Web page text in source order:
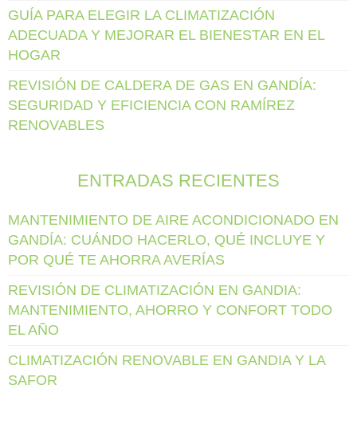
GUÍA PARA ELEGIR LA CLIMATIZACIÓN
ADECUADA Y MEJORAR EL BIENESTAR EN EL
HOGAR
REVISIÓN DE CALDERA DE GAS EN GANDÍA:
SEGURIDAD Y EFICIENCIA CON RAMÍREZ
RENOVABLES
ENTRADAS RECIENTES
MANTENIMIENTO DE AIRE ACONDICIONADO EN
GANDÍA: CUÁNDO HACERLO, QUÉ INCLUYE Y
POR QUÉ TE AHORRA AVERÍAS
REVISIÓN DE CLIMATIZACIÓN EN GANDIA:
MANTENIMIENTO, AHORRO Y CONFORT TODO
EL AÑO
CLIMATIZACIÓN RENOVABLE EN GANDIA Y LA
SAFOR